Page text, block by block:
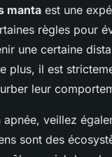
manta est une
règles pour
une certaine
plus, il est
leur
veillez
sont des